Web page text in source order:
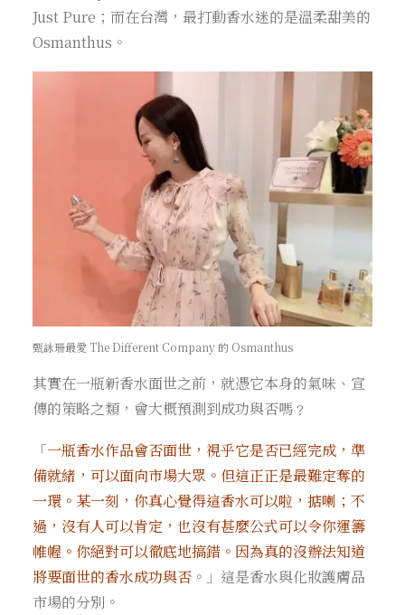
Just Pure；而在台灣，最打動香水迷的是溫柔甜美的
Osmanthus。
甄詠珊最愛 The Different Company 的 Osmanthus
其實在一瓶新香水面世之前，就憑它本身的氣味、宣
傳的策略之類，會大概預測到成功與否嗎﹖
「一瓶香水作品會否面世，視乎它是否已經完成，準
備就緒，可以面向市場大眾。但這正正是最難定奪的
一環。某一刻，你真心覺得這香水可以啦，掂喇；不
過，沒有人可以肯定，也沒有甚麼公式可以令你運籌
帷幄。你絕對可以徹底地搞錯。因為真的沒辦法知道
將要面世的香水成功與否 。」這是香水與化妝護膚品
市場的分別。